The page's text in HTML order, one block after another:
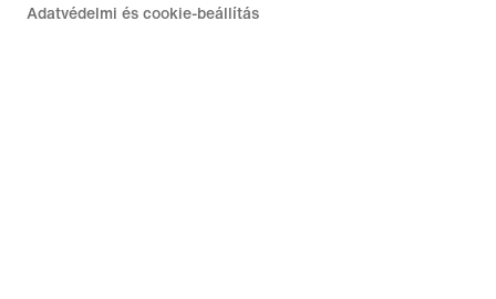
Adatvédelmi és cookie-beállítás